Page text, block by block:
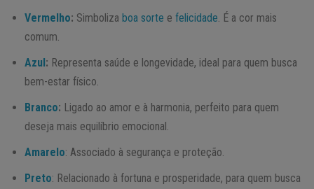
Vermelho: Simboliza boa sorte e felicidade . É a cor mais
comum.
Azul: Representa saúde e longevidade, ideal para quem busca
bem-estar físico.
Branco: Ligado ao amor e à harmonia, perfeito para quem
deseja mais equilíbrio emocional.
Amarelo: Associado à segurança e proteção.
Preto: Relacionado à fortuna e prosperidade, para quem busca